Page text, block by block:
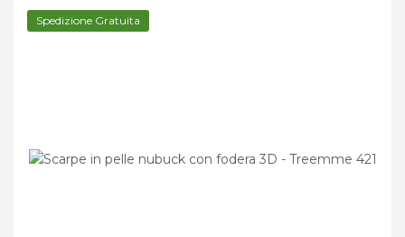
Spedizione Gratuita